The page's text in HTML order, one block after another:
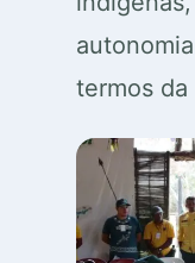
termos